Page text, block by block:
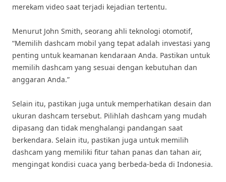
merekam video saat terjadi kejadian tertentu.
Menurut John Smith, seorang ahli teknologi otomotif,
“Memilih dashcam mobil yang tepat adalah investasi yang
penting untuk keamanan kendaraan Anda. Pastikan untuk
memilih dashcam yang sesuai dengan kebutuhan dan
anggaran Anda.”
Selain itu, pastikan juga untuk memperhatikan desain dan
ukuran dashcam tersebut. Pilihlah dashcam yang mudah
dipasang dan tidak menghalangi pandangan saat
berkendara. Selain itu, pastikan juga untuk memilih
dashcam yang memiliki fitur tahan panas dan tahan air,
mengingat kondisi cuaca yang berbeda-beda di Indonesia.